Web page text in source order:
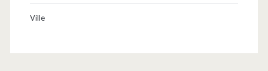
Ville